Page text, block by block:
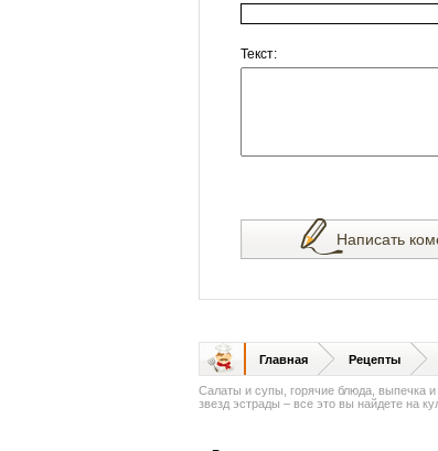
Текст:
Написать
Главная Рецепты
Салаты и супы, горячие блюда, выпечка
звезд эстрады – все это вы найдете на